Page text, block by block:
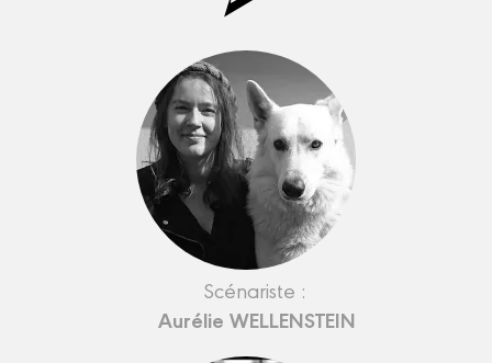
Scénariste :
Aurélie WELLENSTEIN